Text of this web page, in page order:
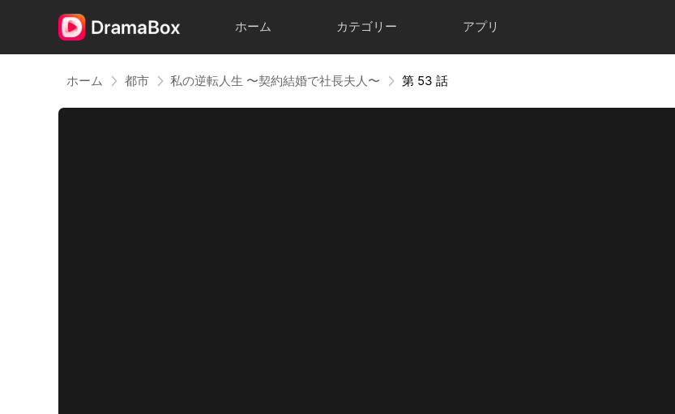
ホーム カテゴリー アプリ
ホーム 都市 私の逆転人生 〜契約結婚で社長夫人〜 第 53 話